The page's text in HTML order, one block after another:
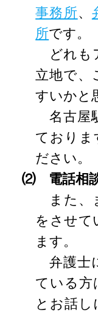
事務所、
所です。
どれも
立地で、
すいかと
名古屋
ておりま
ださい。
⑵ 電話相
また、
をさせて
ます。
弁護士
ている方
とお話し